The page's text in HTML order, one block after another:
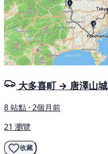
大多喜町 → 唐澤山城
8 站點 · 2個月前
21 瀏覽
收藏